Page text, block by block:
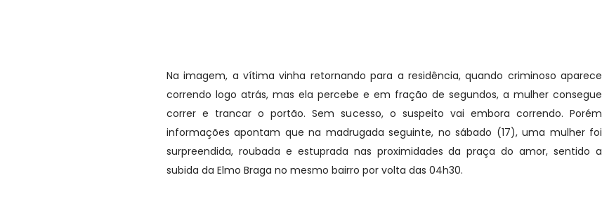
Na imagem, a vítima vinha retornando para a residência, quando criminoso aparece
correndo logo atrás, mas ela percebe e em fração de segundos, a mulher consegue
correr e trancar o portão. Sem sucesso, o suspeito vai embora correndo. Porém
informações apontam que na madrugada seguinte, no sábado (17), uma mulher foi
surpreendida, roubada e estuprada nas proximidades da praça do amor, sentido a
subida da Elmo Braga no mesmo bairro por volta das 04h30.